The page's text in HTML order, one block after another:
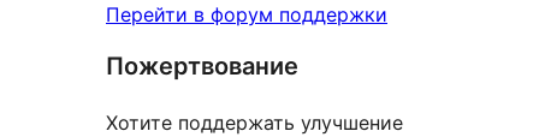
Перейти в форум поддержки
Пожертвование
Хотите поддержать улучшение